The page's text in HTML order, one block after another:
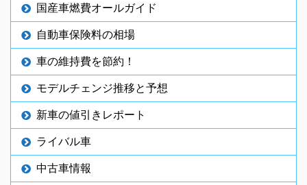
国産車燃費オールガイド
自動車保険料の相場
車の維持費を節約！
モデルチェンジ推移と予想
新車の値引きレポート
ライバル車
中古車情報